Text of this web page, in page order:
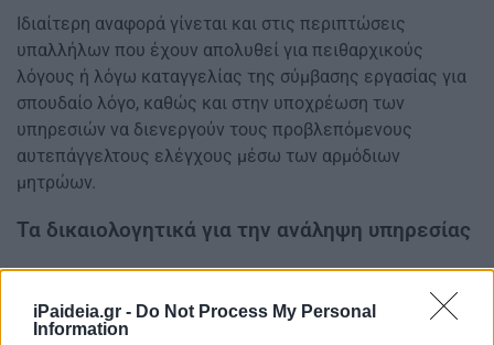
iPaideia.gr - Do Not Process My Personal
Information
Ιδιαίτερη αναφορά γίνεται και στις περιπτώσεις
υπαλλήλων που έχουν απολυθεί για πειθαρχικούς
λόγους ή λόγω καταγγελίας της σύμβασης εργασίας για
σπουδαίο λόγο, καθώς και στην υποχρέωση των
υπηρεσιών να διενεργούν τους προβλεπόμενους
αυτεπάγγελτους ελέγχους μέσω των αρμόδιων
μητρώων.
Τα δικαιολογητικά για την ανάληψη υπηρεσίας
Η εγκύκλιος υπενθυμίζει τα δικαιολογητικά που πρέπει
να προσκομίζονται κατά την ανάληψη υπηρεσίας από
τους αναπληρωτές εκπαιδευτικούς και τα μέλη ΕΕΠ-